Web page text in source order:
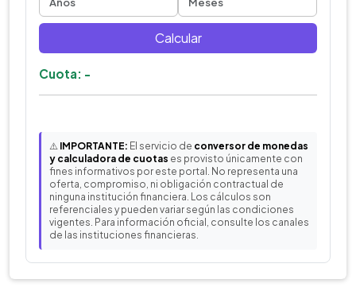
Calcular
Cuota: -
⚠️ IMPORTANTE: El servicio de conversor de monedas
y calculadora de cuotas es provisto únicamente con
fines informativos por este portal. No representa una
oferta, compromiso, ni obligación contractual de
ninguna institución financiera. Los cálculos son
referenciales y pueden variar según las condiciones
vigentes. Para información oficial, consulte los canales
de las instituciones financieras.